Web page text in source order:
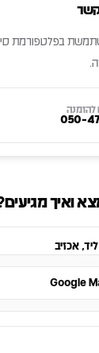
בפלטפורמת
להזמנה
050-
ואיך
אכזיב